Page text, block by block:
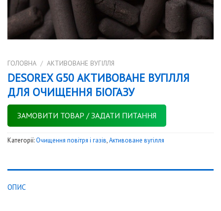
ГОЛОВНА / АКТИВОВАНЕ ВУГІЛЛЯ
DESOREX G50 АКТИВОВАНЕ ВУГІЛЛЯ
ДЛЯ ОЧИЩЕННЯ БІОГАЗУ
ЗАМОВИТИ ТОВАР / ЗАДАТИ ПИТАННЯ
Категорії:Очищення повітря і газів,Активоване вугілля
ОПИС